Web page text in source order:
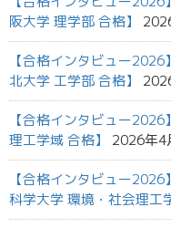
阪大学 理学部 合格】
【合格インタビュー
北大学 工学部 合格】
【合格インタビュー
理工学域 合格】
2026年4
【合格インタビュー
科学大学 環境・社会理工